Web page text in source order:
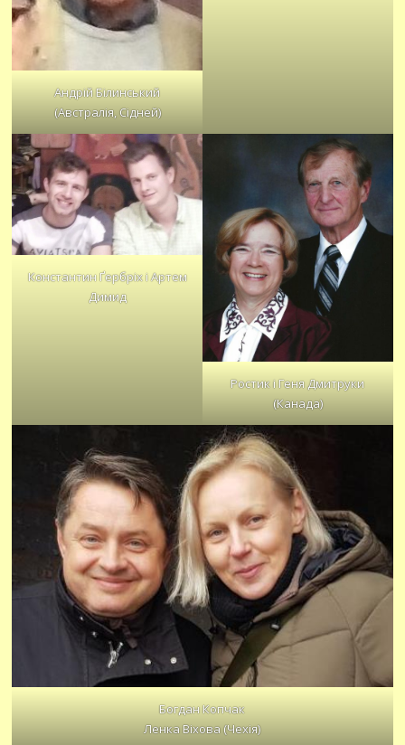
Андрій Білинський
(Австралія, Сідней)
Константин Ґербріх і Артем
Димид
Ростик і Геня Дмитруки
(Канада)
Богдан Копчак
Ленка Віхова (Чехія)